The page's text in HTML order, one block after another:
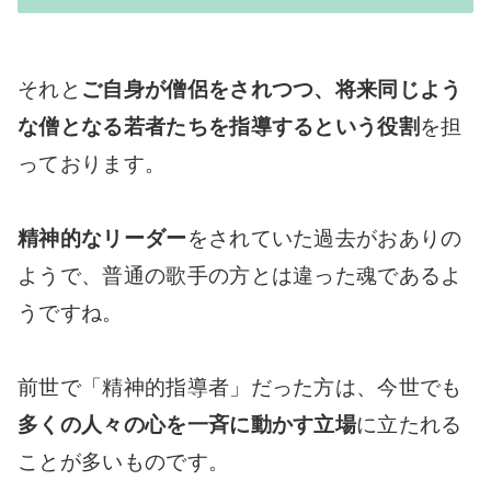
それと ご自身が僧侶をされつつ、将来同じよう
な僧となる若者たちを指導するという役割 を担
っております。
精神的なリーダーをされていた過去がおありの
ようで、普通の歌手の方とは違った魂であるよ
うですね。
前世で「精神的指導者」だった方は、今世でも
多くの人々の心を一斉に動かす立場に立たれる
ことが多いものです。